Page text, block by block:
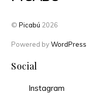
©Picabú 2026
Powered byWordPress
Social
Instagram